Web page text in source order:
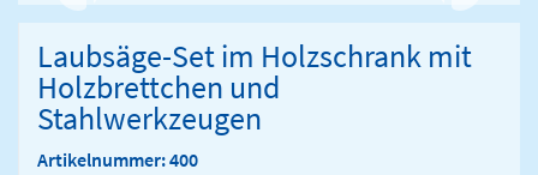
Laubsäge-Set im Holzschrank mit
Holzbrettchen und
Stahlwerkzeugen
Artikelnummer: 400